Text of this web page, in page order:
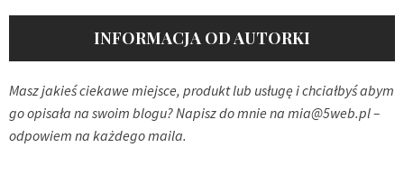
INFORMACJA OD AUTORKI
Masz jakieś ciekawe miejsce, produkt lub usługę i chciałbyś abym
go opisała na swoim blogu? Napisz do mnie na mia@5web.pl–
odpowiem na każdego maila.